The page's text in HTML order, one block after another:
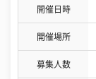
開催日時
開催場所
募集人数